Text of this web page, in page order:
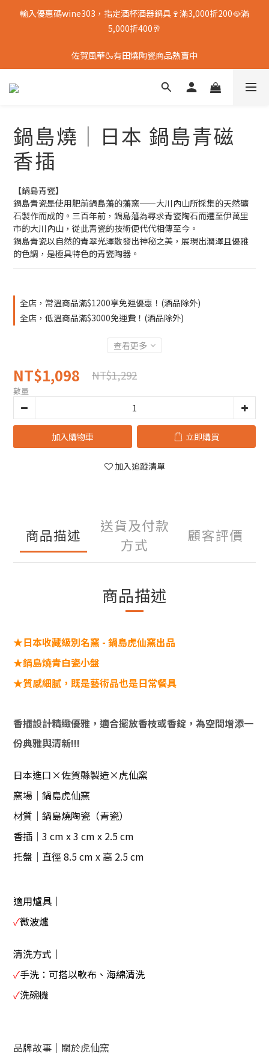
輸入優惠碼wine303，指定酒杯酒器鍋具🍷滿3,000折200🥘滿
5,000折400🥂
佐賀風華🍶有田燒陶瓷商品熱賣中
鍋島燒｜日本 鍋島青磁
香插
【鍋島青瓷】
鍋島青瓷是使用肥前鍋島藩的藩窯——大川內山所採集的天然礦
石製作而成的。三百年前，鍋島藩為尋求青瓷陶石而遷至伊萬里
市的大川內山，從此青瓷的技術便代代相傳至今。
鍋島青瓷以自然的青翠光澤散發出神秘之美，展現出潤澤且優雅
的色調，是極具特色的青瓷陶器。
全店，常溫商品滿$1200享免運優惠！(酒品除外)
全店，低溫商品滿$3000免運費！(酒品除外)
查看更多
NT$1,098 NT$1,292
數量
加入購物車 立即購買
加入追蹤清單
商品描述
送貨及付款
方式
顧客評價
商品描述
★日本收藏級別名窯 - 鍋島虎仙窯出品
★鍋島燒青白瓷小盤
★質感細膩，既是藝術品也是日常餐具
香插設計精緻優雅，適合擺放香枝或香錠，為空間增添一
份典雅與清新!!!
日本進口×佐賀縣製造×虎仙窯
窯場｜鍋島虎仙窯
材質｜鍋島燒陶瓷（青瓷）
香插｜3 cm x 3 cm x 2.5 cm
托盤｜直徑 8.5 cm x 高 2.5 cm
適用爐具｜
✓微波爐
清洗方式｜
✓手洗：可搭以軟布、海綿清洗
✓洗碗機
品牌故事｜關於虎仙窯